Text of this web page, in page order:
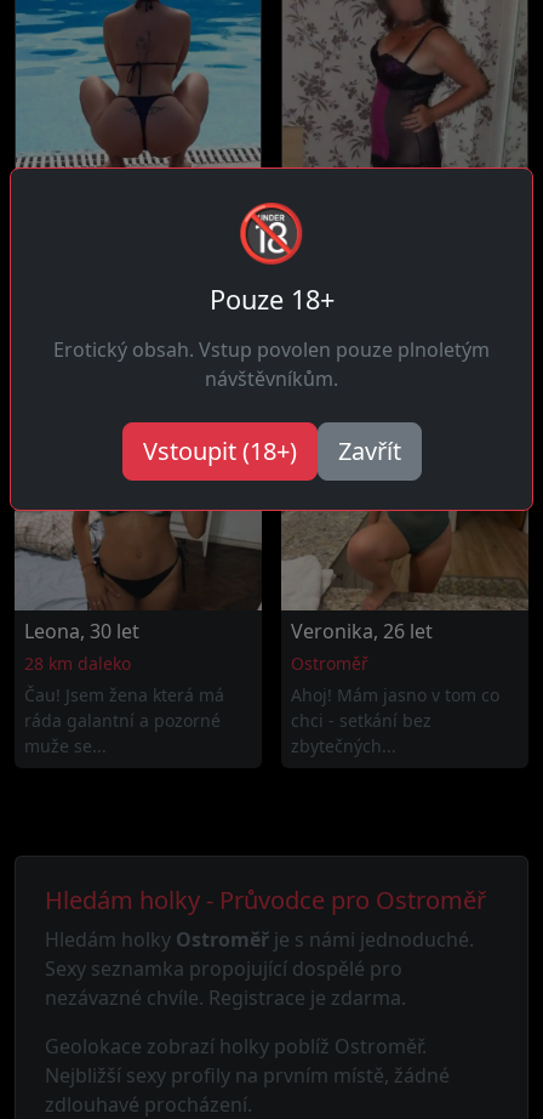
Květa, 38 let
3 km daleko
si v posteli dávám čas,...
Leona, 30 let
28 km daleko
Čau! Jsem žena která má
ráda galantní a pozorné
muže se...
Veronika, 26 let
Ostroměř
Ahoj! Mám jasno v tom co
chci - setkání bez
zbytečných...
Hledám holky - Průvodce pro Ostroměř
Hledám holky Ostroměř je s námi jednoduché.
Sexy seznamka propojující dospělé pro
nezávazné chvíle. Registrace je zdarma.
Geolokace zobrazí holky poblíž Ostroměř.
Nejbližší sexy profily na prvním místě, žádné
zdlouhavé procházení.
🔞
Pouze 18+
Erotický obsah. Vstup povolen pouze plnoletým
návštěvníkům.
Vstoupit (18+) Zavřít